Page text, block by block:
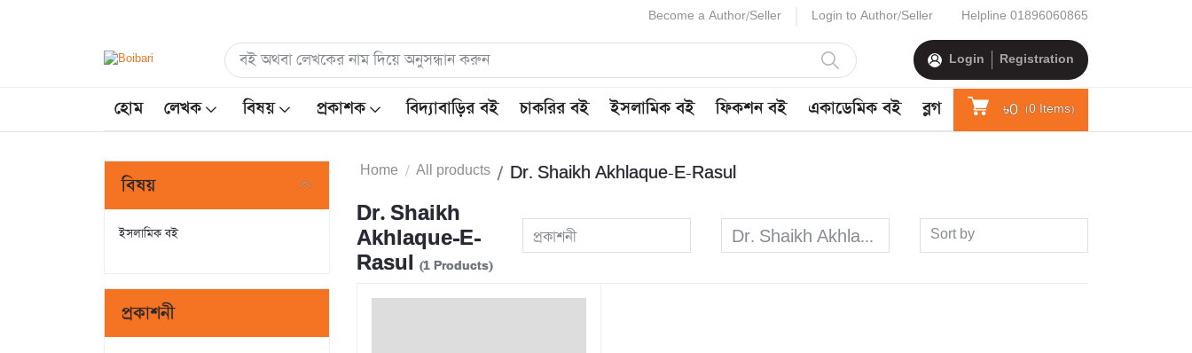
Become a Author/Seller Login to Author/Seller Helpline 01896060865
Login Registration
হোম লেখক বিষয় প্রকাশক বিদ্যাবাড়ির বই চাকরির বই ইসলামিক বই ফিকশন বই একাডেমিক বই ব্লগ ৳0 (0 Items)
বিষয়
ইসলামিক বই
প্রকাশনী
Home All products Dr. Shaikh Akhlaque-E-Rasul
Dr. Shaikh
Akhlaque-E-
Rasul (1 Products)
প্রকাশনী Dr. Shaikh Akhlaque-E-Rasul
Sort by